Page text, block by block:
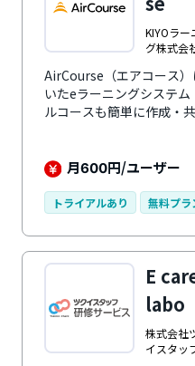
KIYOラー
グ株式会
AirCourse（エアコース
いたeラーニングシステ
ルコースも簡単に作成・
実。受講者/管理者の使
ステムで誰でも直感的に
間・負担・コストを抑え
月600円/ユーザー
トライアルあり 無料プラ
E
labo
株式会社
イスタッ